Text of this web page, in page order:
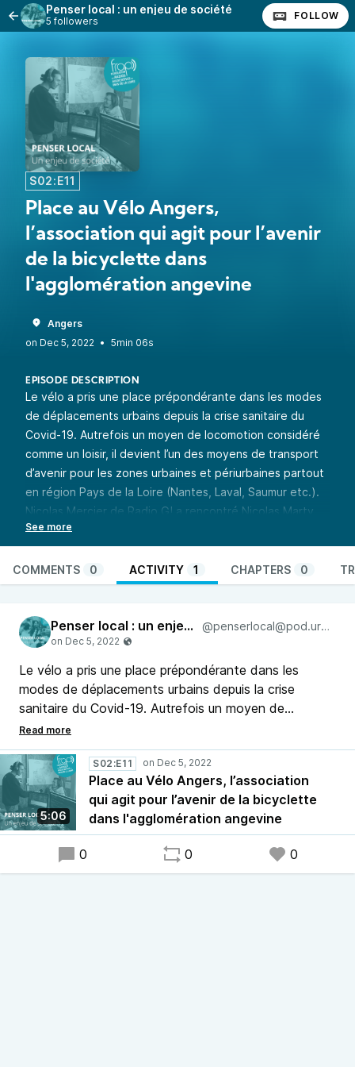
Penser local : un enjeu de société
5 followers FOLLOW
S02:E11
Place au Vélo Angers,
l’association qui agit pour l’avenir
de la bicyclette dans
l'agglomération angevine
Angers
• 5min 06s
EPISODE DESCRIPTION
Le vélo a pris une place prépondérante dans les modes
de déplacements urbains depuis la crise sanitaire du
Covid-19. Autrefois un moyen de locomotion considéré
comme un loisir, il devient l’un des moyens de transport
d’avenir pour les zones urbaines et périurbaines partout
en région Pays de la Loire (Nantes, Laval, Saumur etc.).
Nicolas Mercier de Radio G! a rencontré Nicolas Marty,
co-président de l’association Place au Vélo Angers afin
de discuter des enjeux que représentent les deux-roues
dans le paysage urbain des prochaines années.
Penser local : un enjeu de sociétéest un programme
émission mutualisée entre 15 radios qui, à travers la
diffusion de reportages hebdomadaires, vous emmène à
la rencontre d’initiatives qui questionnent la proximité.
Penser le local pour questionner : la consommation, la
production, la culture, l’énergie, l’économie, la politique…
COMMENTS 0 ACTIVITY 1 CHAPTERS 0
Penser local : un enjeu de société @penserlocal@pod.urban-radio.com
Le vélo a pris une place prépondérante dans les
modes de déplacements urbains depuis la crise
sanitaire du Covid-19. Autrefois un moyen de
locomotion considéré comme un loisir, il devient l’un
des moyens de transport d'avenir pour les zones
urbaines et périurbaines partout en région Pays de la
Loire. Nicolas Mercier de Radio G! a rencontré
Nicolas Marty, co-président de l’association Place au
Vélo Angers afin de discuter des enjeux que
représentent les deux-roues dans le paysage urbain.
5:06
S02:E11
Place au Vélo Angers, l’association
qui agit pour l’avenir de la bicyclette
dans l'agglomération angevine
0 0 0